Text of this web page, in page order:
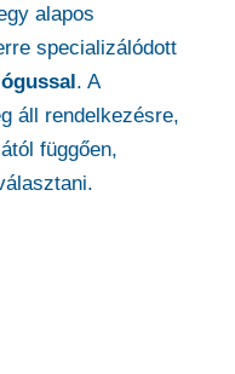
alapos
specializálódott
. A
áll rendelkezésre,
függően,